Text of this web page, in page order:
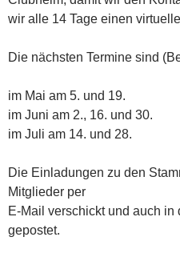
wir alle 14 Tage einen
Die nächsten Termine sind
im Mai am 5. und 19.
im Juni am 2., 16. und 30.
im Juli am 14. und 28.
Die Einladungen zu den
Mitglieder per
E-Mail verschickt und auch
gepostet.